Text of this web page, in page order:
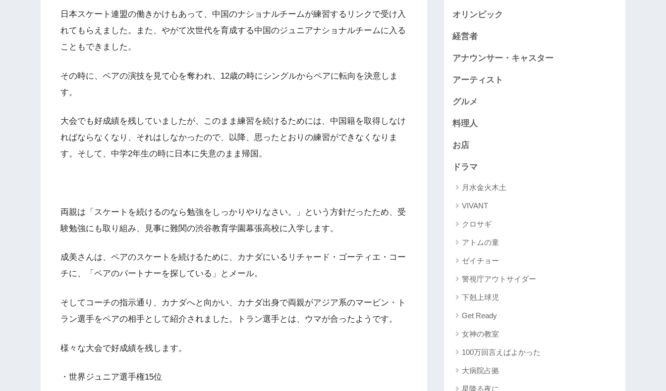
日本スケート連盟の働きかけもあって、中国のナショナルチームが練習するリンクで受け入
れてもらえました。また、やがて次世代を育成する中国のジュニアナショナルチームに入る
こともできました。
その時に、ペアの演技を見て心を奪われ、12歳の時にシングルからペアに転向を決意しま
す。
大会でも好成績を残していましたが、このまま練習を続けるためには、中国籍を取得しなけ
ればならなくなり、それはしなかったので、以降、思ったとおりの練習ができなくなりま
す。そして、中学2年生の時に日本に失意のまま帰国。
両親は「スケートを続けるのなら勉強をしっかりやりなさい。」という方針だったため、受
験勉強にも取り組み、見事に難関の渋谷教育学園幕張高校に入学します。
成美さんは、ペアのスケートを続けるために、カナダにいるリチャード・ゴーティエ・コー
チに、「ペアのパートナーを探している」とメール。
そしてコーチの指示通り、カナダへと向かい、カナダ出身で両親がアジア系のマービン・ト
ラン選手をペアの相手として紹介されました。トラン選手とは、ウマが合ったようです。
様々な大会で好成績を残します。
・世界ジュニア選手権15位
オリンピック
経営者
アナウンサー・キャスター
アーティスト
グルメ
料理人
お店
ドラマ
月水金火木土
VIVANT
クロサギ
アトムの童
ゼイチョー
警視庁アウトサイダー
下剋上球児
Get Ready
女神の教室
100万回言えばよかった
大病院占拠
星降る夜に